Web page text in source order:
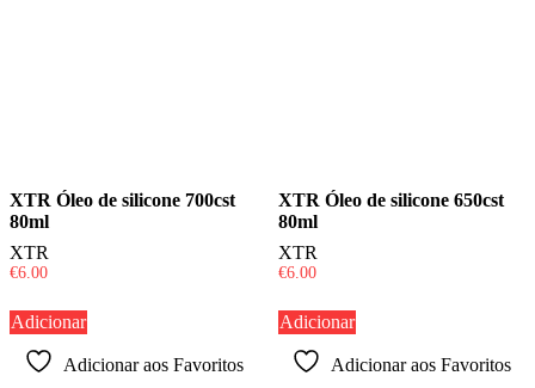
XTR Óleo de silicone 700cst
80ml
XTR
€6.00
Adicionar
Adicionar aos Favoritos
XTR Óleo de silicone 650cst
80ml
XTR
€6.00
Adicionar
Adicionar aos Favoritos